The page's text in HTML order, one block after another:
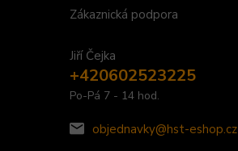
Zákaznická podpora
Jiří Čejka
+420602523225
Po-Pá 7 - 14 hod.
objednavky@hst-eshop.cz